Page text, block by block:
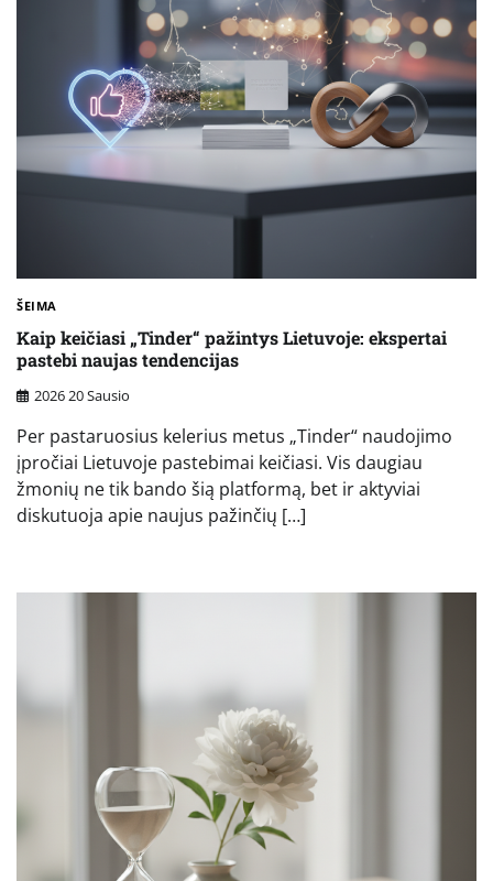
ŠEIMA
Kaip keičiasi „Tinder“ pažintys Lietuvoje: ekspertai
pastebi naujas tendencijas
2026 20 Sausio
Per pastaruosius kelerius metus „Tinder“ naudojimo
įpročiai Lietuvoje pastebimai keičiasi. Vis daugiau
žmonių ne tik bando šią platformą, bet ir aktyviai
diskutuoja apie naujus pažinčių […]